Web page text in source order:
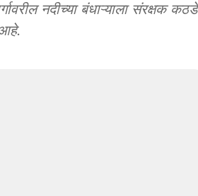
नदीच्या बंधाऱ्याला संरक्षक कठडे